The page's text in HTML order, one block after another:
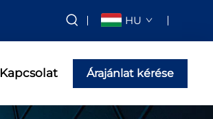
HU
Kapcsolat Árajánlat kérése